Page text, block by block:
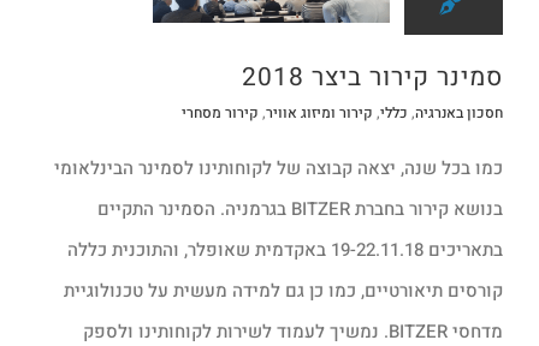
סמינר קירור ביצר 2018
חסכון באנרגיה, כללי, קירור ומיזוג אוויר, קירור מסחרי
כמו בכל שנה, יצאה קבוצה של לקוחותינו לסמינר הבינלאומי
בנושא קירור בחברת BITZER בגרמניה. הסמינר התקיים
בתאריכים 19-22.11.18 באקדמית שאופלר, והתוכנית כללה
קורסים תיאורטיים, כמו כן גם למידה מעשית על טכנולוגיית
מדחסי BITZER. נמשיך לעמוד לשירות לקוחותינו ולספק